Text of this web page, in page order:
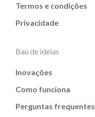
Termos e condições
Privacidade
Baú de ideias
Inovações
Como funciona
Perguntas frequentes